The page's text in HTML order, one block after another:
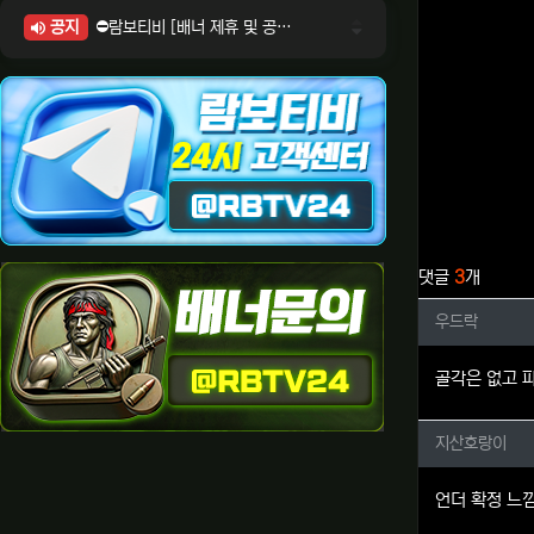
댓글 3개
우드락
우드락
골각은 없고
지산호
지산호랑이
언더 확정 느
공지
⛔람보티비 [배너 제휴 및 공식 입점 문의 안내]
⛔람보티비 [정회원 등급UP! 안내사항]
⛔람보티비 [채팅방 이용시 주의사항]
⛔람보티비 [공식보증업체 안내]